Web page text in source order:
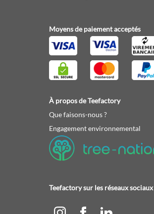
Moyens de paiement acceptés
À propos de Teefactory
Que faisons-nous ?
Engagement environnemental
Teefactory sur les réseaux sociaux